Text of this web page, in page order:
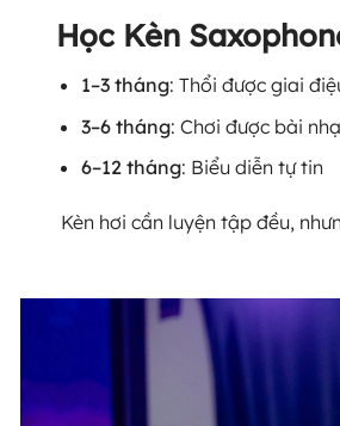
Học Kèn
1–3 tháng: Thổi được giai
3–6 tháng: Chơi được bài
6–12 tháng: Biểu diễn tự tin
Kèn hơi cần luyện tập đều,